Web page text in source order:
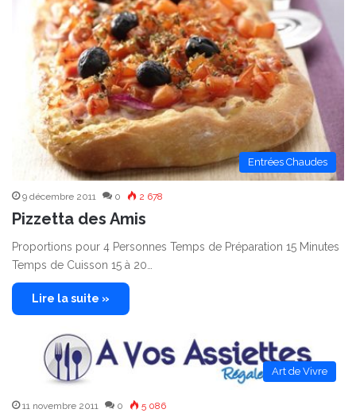
Entrées Chaudes
9 décembre 2011 0 2 678
Pizzetta des Amis
Proportions pour 4 Personnes Temps de Préparation 15 Minutes
Temps de Cuisson 15 à 20…
Lire la suite »
Art de Vivre
11 novembre 2011 0 5 086